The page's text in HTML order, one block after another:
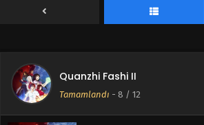
Quanzhi Fashi II
Tamamlandı - 8 / 12
Quanzhi Fashi II 11. Bölüm
Quanzhi Fashi II 10. Bölüm
Blm 10 - Eylül 14, 2022